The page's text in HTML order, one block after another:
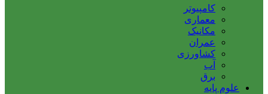
کامپیوتر
معماری
مکانیک
عمران
کشاورزی
آب
برق
علوم پایه